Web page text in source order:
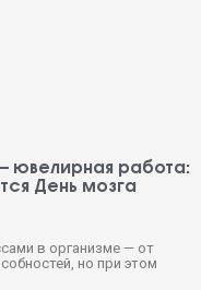
ювелирная работа:
День мозга
в организме — от
но при этом